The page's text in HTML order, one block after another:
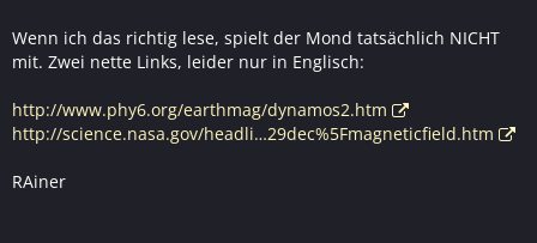
Wenn ich das richtig lese, spielt der Mond tatsächlich NICHT
mit. Zwei nette Links, leider nur in Englisch:
http://www.phy6.org/earthmag/dynamos2.htm
http://science.nasa.gov/headli…29dec%5Fmagneticfield.htm
RAiner